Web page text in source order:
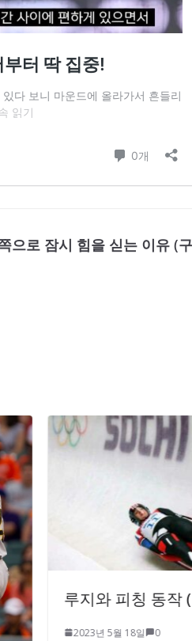
으로 잠시 힘을 싣는 이유 (
지와 피칭 동작 (랜디 설리
2023년 5월 18일 0